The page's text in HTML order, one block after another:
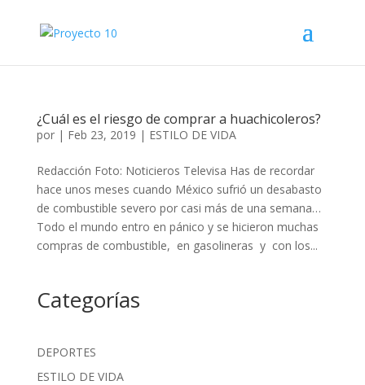
¿Cuál es el riesgo de comprar a huachicoleros?
por | Feb 23, 2019 | ESTILO DE VIDA
Redacción Foto: Noticieros Televisa Has de recordar
hace unos meses cuando México sufrió un desabasto
de combustible severo por casi más de una semana…
Todo el mundo entro en pánico y se hicieron muchas
compras de combustible, en gasolineras y con los...
Categorías
DEPORTES
ESTILO DE VIDA